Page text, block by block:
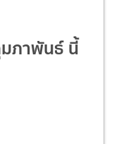
ภาพันธ์ นี้